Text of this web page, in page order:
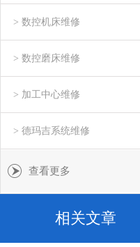
> 数控机床维修
> 数控磨床维修
> 加工中心维修
> 德玛吉系统维修
查看更多
相关文章